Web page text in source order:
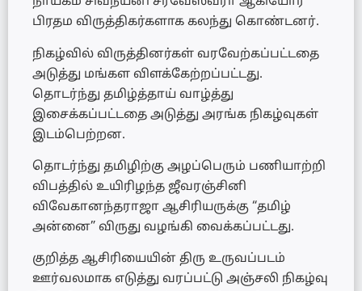
பிரதம விருத்திகர்களாக கலந்து கொண்டனர்.
நிகழ்வில் விருத்தினர்கள் வரவேற்கப்பட்டதை
அடுத்து மங்கள விளக்கேற்றப்பட்டது.
தொடர்ந்து தமிழ்த்தாய் வாழ்த்து
இசைக்கப்பட்டதை அடுத்து அரங்க நிகழ்வுகள்
இடம்பெற்றன.
தொடர்ந்து தமிழிற்கு அழப்பெரும் பணியாற்றி
விபத்தில் உயிரிழந்த ஜீவரஞ்சினி
விவேகானந்தராஜா ஆசிரியருக்கு “தமிழ்
அன்னை” விருது வழங்கி வைக்கப்பட்டது.
குறித்த ஆசிரியையின் திரு உருவப்படம்
ஊர்வலமாக எடுத்து வரப்பட்டு அஞ்சலி நிகழ்வு